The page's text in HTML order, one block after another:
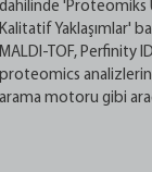
dahilinde 'Proteomiks
Kalitatif Yaklaşımlar'
MALDI-TOF, Perfinity
proteomics
arama motoru gibi